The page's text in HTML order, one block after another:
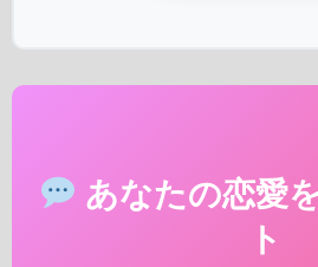
あなたの恋愛
ト